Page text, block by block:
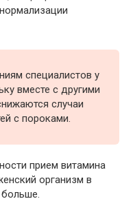
специалистов у
вместе с другими
случаи
с пороками.
прием витамина
организм в
больше.